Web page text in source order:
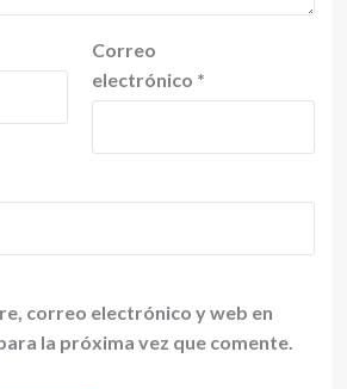
Correo
electrónico *
correo electrónico y web en
la próxima vez que comente.